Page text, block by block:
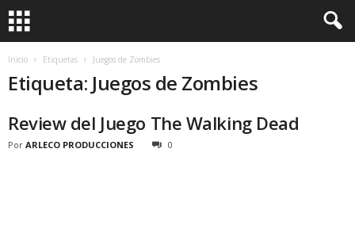
Inicio Etiquetas Juegos de Zombies
Etiqueta: Juegos de Zombies
Review del Juego The Walking Dead
Por ARLECO PRODUCCIONES 0